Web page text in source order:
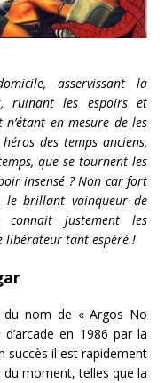
asservissant la
ruinant les espoirs et
en mesure de les
des temps anciens,
que se tournent les
insensé ? Non car fort
le brillant vainqueur de
justement les
libérateur tant espéré !
du nom de « Argos No
en 1986 par la
succès il est rapidement
moment, telles que la